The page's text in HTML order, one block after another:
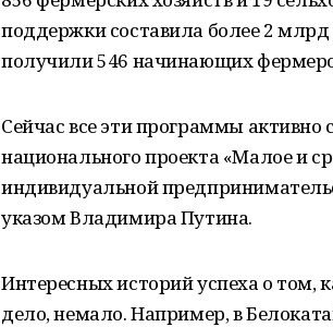
поддержки составила более 2
получили 546 начинающих
Сейчас все эти программы активно
национального проекта «Малое и
индивидуальной
указом Владимира Путина.
Интересных историй успеха о том,
дело, немало. Например, в